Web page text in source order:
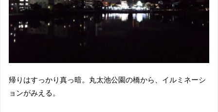
帰りはすっかり真っ暗。丸太池公園の橋から、イルミネーシ
ョンがみえる。